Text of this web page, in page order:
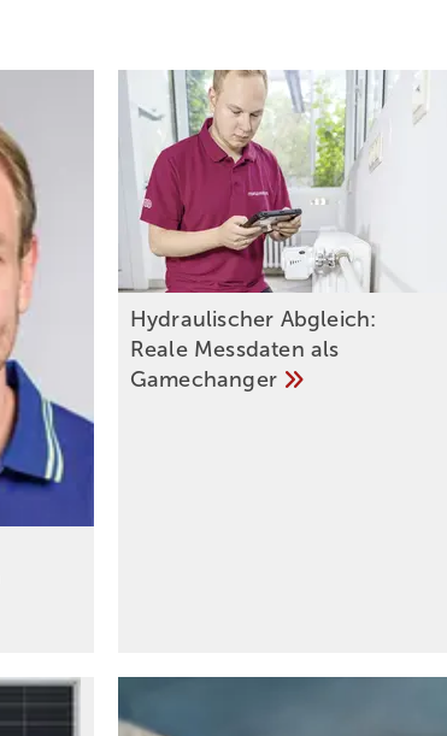
Hydraulischer Abgleich:
Reale Messdaten als
Gamechanger